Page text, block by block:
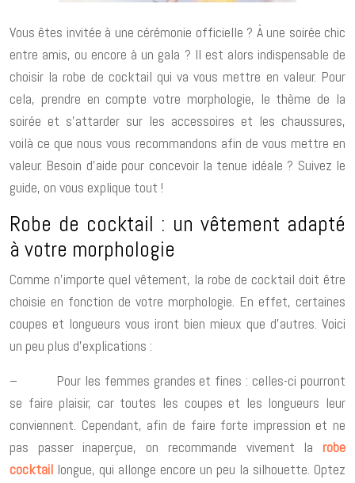
Vous êtes invitée à une cérémonie officielle ? À une soirée chic
entre amis, ou encore à un gala ? Il est alors indispensable de
choisir la robe de cocktail qui va vous mettre en valeur. Pour
cela, prendre en compte votre morphologie, le thème de la
soirée et s’attarder sur les accessoires et les chaussures,
voilà ce que nous vous recommandons afin de vous mettre en
valeur. Besoin d’aide pour concevoir la tenue idéale ? Suivez le
guide, on vous explique tout !
Robe de cocktail : un vêtement adapté
à votre morphologie
Comme n’importe quel vêtement, la robe de cocktail doit être
choisie en fonction de votre morphologie. En effet, certaines
coupes et longueurs vous iront bien mieux que d’autres. Voici
un peu plus d’explications :
– Pour les femmes grandes et fines : celles-ci pourront
se faire plaisir, car toutes les coupes et les longueurs leur
conviennent. Cependant, afin de faire forte impression et ne
pas passer inaperçue, on recommande vivement la robe
cocktail longue, qui allonge encore un peu la silhouette. Optez